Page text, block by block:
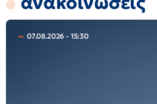
07.08.2026 - 15:30